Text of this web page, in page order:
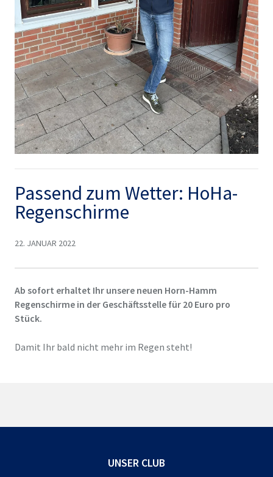
Passend zum Wetter: HoHa-
Regenschirme
22. JANUAR 2022
Ab sofort erhaltet Ihr unsere neuen Horn-Hamm
Regenschirme in der Geschäftsstelle für 20 Euro pro
Stück.
Damit Ihr bald nicht mehr im Regen steht!
UNSER CLUB